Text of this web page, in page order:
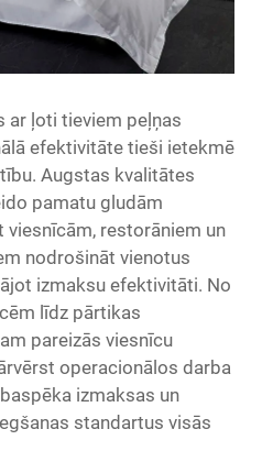
ar ļoti tieviem peļņas
efektivitāte tieši ietekmē
Augstas kvalitātes
pamatu gludām
restorāniem un
nodrošināt vienotus
izmaksu efektivitāti. No
līdz pārtikas
pareizās viesnīcu
operacionālos darba
izmaksas un
standartus visās